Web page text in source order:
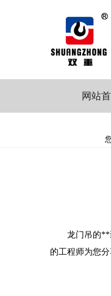
网站
龙门吊的**
的工程师为您